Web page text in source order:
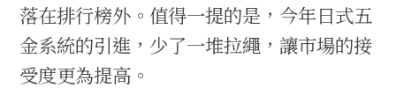
落在排行榜外。值得一提的是，今年日式五
金系統的引進，少了一堆拉繩，讓市場的接
受度更為提高。